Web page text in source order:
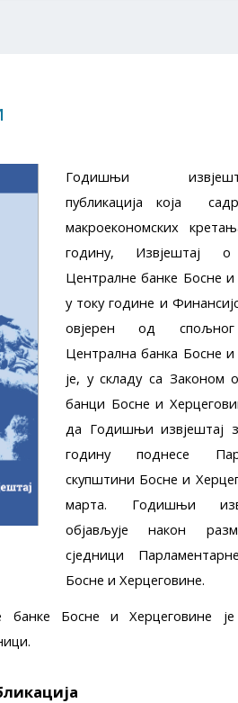
Годишњи
публикација која
макроекономских
годину, Извјештај о
Централне банке Босне и
у току године и
овјерен од спољног
Централна банка Босне и
је, у складу са Законом
банци Босне и
да Годишњи извјештај
годину поднесе
скупштини Босне и
марта. Годишњи
објављује након
сједници
Босне и Херцеговине.
банке Босне и Херцеговине